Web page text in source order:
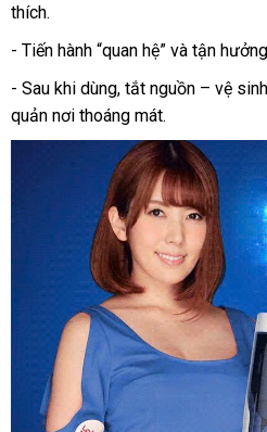
thích.
- Tiến hành “quan hệ” và tận
- Sau khi dùng, tắt nguồn – vệ
quản nơi thoáng mát.